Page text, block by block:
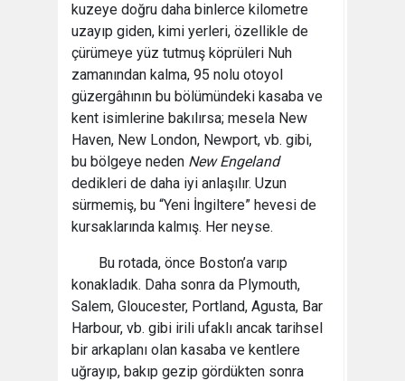
kuzeye doğru daha binlerce kilometre
uzayıp giden, kimi yerleri, özellikle de
çürümeye yüz tutmuş köprüleri Nuh
zamanından kalma, 95 nolu otoyol
güzergâhının bu bölümündeki kasaba ve
kent isimlerine bakılırsa; mesela New
Haven, New London, Newport, vb. gibi,
bu bölgeye neden New Engeland
dedikleri de daha iyi anlaşılır. Uzun
sürmemiş, bu “Yeni İngiltere” hevesi de
kursaklarında kalmış. Her neyse.
Bu rotada, önce Boston’a varıp
konakladık. Daha sonra da Plymouth,
Salem, Gloucester, Portland, Agusta, Bar
Harbour, vb. gibi irili ufaklı ancak tarihsel
bir arkaplanı olan kasaba ve kentlere
uğrayıp, bakıp gezip gördükten sonra